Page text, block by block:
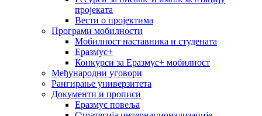
пројеката
Вести о пројектима
Програми мобилности
Мобилност наставника и студената
Еразмус+
Конкурси за Еразмус+ мобилност
Међународни уговори
Рангирање универзитета
Документи и прописи
Еразмус повеља